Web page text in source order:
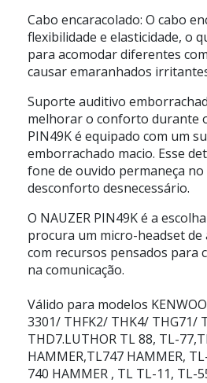
Cabo encaracolado: O cabo
flexibilidade e elasticidade, o
para acomodar diferentes
causar emaranhados
Suporte auditivo
melhorar o conforto durante
PIN49K é equipado com um
emborrachado macio. Esse
fone de ouvido permaneça
desconforto desnecessário.
O NAUZER PIN49K é a
procura um micro-headset
com recursos pensados para
na comunicação.
Válido para modelos
3301/ THFK2/ THK4/ THG71/
THD7.LUTHOR TL 88, TL-
HAMMER,TL747 HAMMER,
740 HAMMER , TL TL-11, TL-